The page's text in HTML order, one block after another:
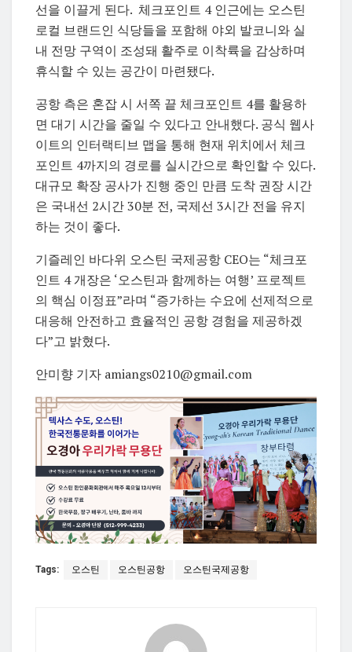
선을 이끌게 된다. 체크포인트 4 인근에는 오스틴
로컬 브랜드인 식당들을 포함해 야외 발코니와 실
내 전망 구역이 조성돼 활주로 이착륙을 감상하며
휴식할 수 있는 공간이 마련됐다.
공항 측은 혼잡 시 서쪽 끝 체크포인트 4를 활용하
면 대기 시간을 줄일 수 있다고 안내했다. 공식 웹사
이트의 인터랙티브 맵을 통해 현재 위치에서 체크
포인트 4까지의 경로를 실시간으로 확인할 수 있다.
대규모 확장 공사가 진행 중인 만큼 도착 권장 시간
은 국내선 2시간 30분 전, 국제선 3시간 전을 유지
하는 것이 좋다.
기즐레인 바다위 오스틴 국제공항 CEO는 “체크포
인트 4 개장은 ‘오스틴과 함께하는 여행’ 프로젝트
의 핵심 이정표”라며 “증가하는 수요에 선제적으로
대응해 안전하고 효율적인 공항 경험을 제공하겠
다”고 밝혔다.
안미향 기자 amiangs0210@gmail.com
Tags: 오스틴 오스틴공항 오스틴국제공항